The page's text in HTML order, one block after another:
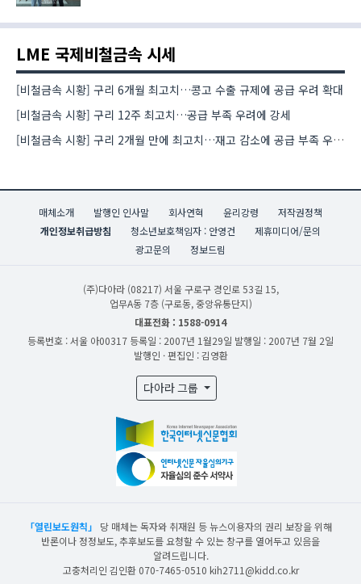
LME 국제비철금속 시세
[비철금속 시황] 구리 6개월 최고치…콩고 수출 규제에 공급 우려 확대
[비철금속 시황] 구리 12주 최고치…공급 부족 우려에 강세
[비철금속 시황] 구리 2개월 만에 최고치…재고 감소에 공급 부족 우려 확대
매체소개 발행인 인사말 회사연혁 윤리강령
저작권정책
개인정보취급방침
청소년보호책임자 : 안영건
제휴미디어/문의
광고문의
정보드림
(주)다아라 (08217) 서울 구로구 경인로 53길 15,
업무A동 7층 (구로동, 중앙유통단지)
대표전화 : 1588-0914
등록번호 : 서울 아00317 등록일 : 2007년 1월29일 발행일 : 2007년 7월 2일
발행인 · 편집인 : 김영환
다아라 그룹
「열린보도원칙」
당 매체는 독자와 취재원 등 뉴스이용자의 권리 보장을 위해
반론이나 정정보도, 추후보도를 요청할 수 있는 창구를 열어두고 있음을
알려드립니다.
고충처리인 김인환 070-7465-0510 kih2711@kidd.co.kr